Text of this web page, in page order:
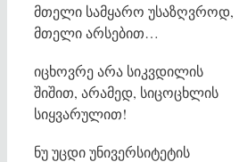
მთელი სამყარო უსაზღვროდ,
მთელი არსებით…
იცხოვრე არა სიკვდილის
შიშით, არამედ, სიცოცხლის
სიყვარულით!
ნუ უცდი უნივერსიტეტის